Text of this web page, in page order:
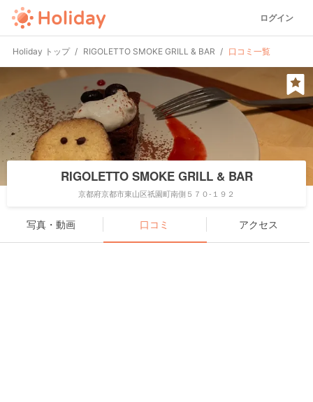
ログイン
Holiday トップ RIGOLETTO SMOKE GRILL & BAR 口コミ一覧
RIGOLETTO SMOKE GRILL & BAR
京都府京都市東山区祇園町南側５７０-１９２
写真・動画 口コミ アクセス